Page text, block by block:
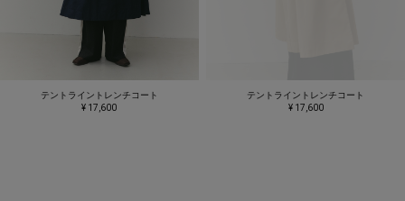
テントライントレンチコート
¥ 17,600
テントライントレンチコート
¥ 17,600